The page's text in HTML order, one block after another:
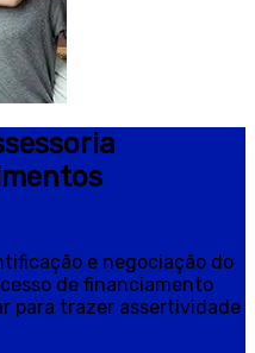
e negociação do
de financiamento
para trazer assertividade